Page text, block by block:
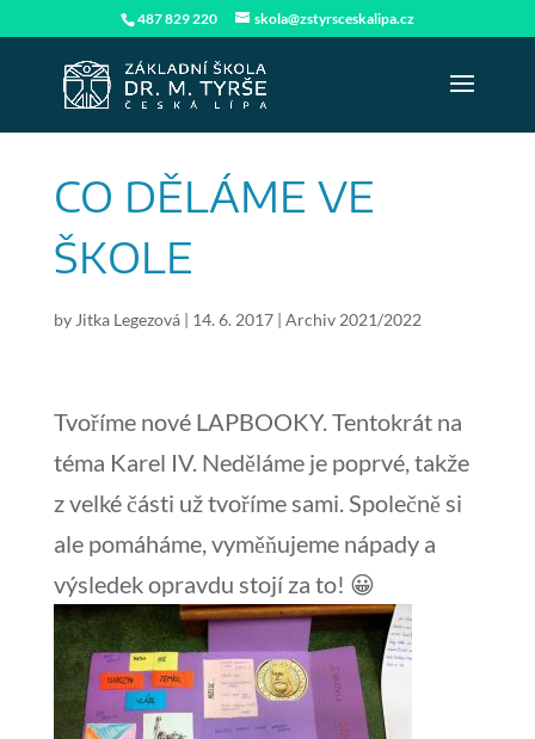
487 829 220 skola@zstyrsceskalipa.cz
CO DĚLÁME VE
ŠKOLE
by Jitka Legezová| 14. 6. 2017| Archiv 2021/2022
Tvoříme nové LAPBOOKY. Tentokrát na
téma Karel IV. Neděláme je poprvé, takže
z velké části už tvoříme sami. Společně si
ale pomáháme, vyměňujeme nápady a
výsledek opravdu stojí za to! 😀